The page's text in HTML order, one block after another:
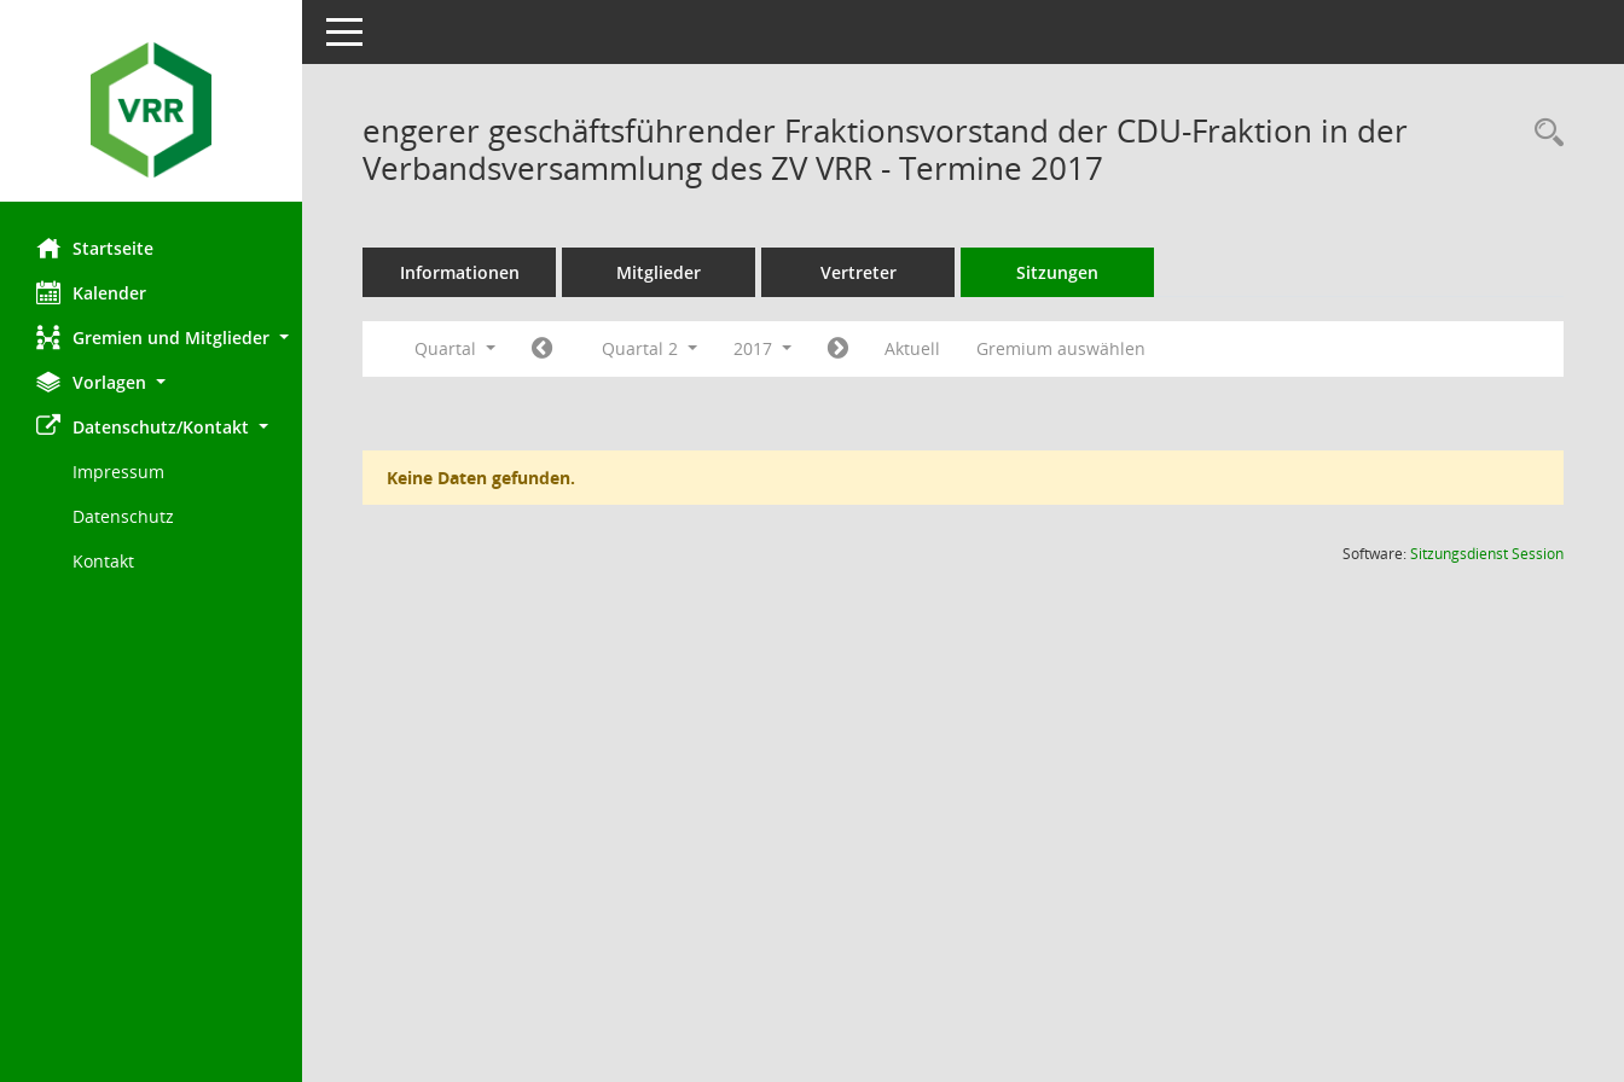
Startseite
Kalender
Gremien und Mitglieder
Vorlagen
Datenschutz/Kontakt
Impressum
Datenschutz
Kontakt
Toggle navigation
engerer geschäftsführender Fraktionsvorstand der CDU-Fraktion in der
Verbandsversammlung des ZV VRR - Termine 2017
Informationen Mitglieder Vertreter Sitzungen
Quartal Quartal 2 2017 Aktuell Gremium auswählen
Keine Daten gefunden.
Software:SitzungsdienstSession(Wird in